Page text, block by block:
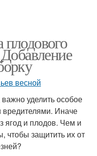
плодового
уделить особое
Иначе
ягод и плодов. Чем и
чтобы защитить их от